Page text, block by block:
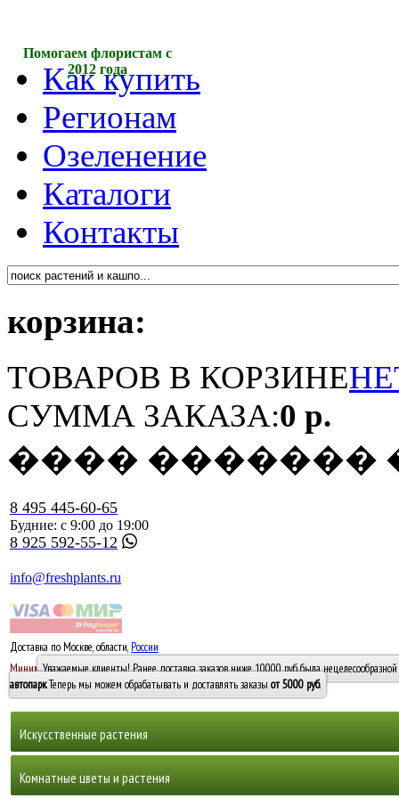
Помогаем флористам с
2012 года
Как купить
Регионам
Озеленение
Каталоги
Контакты
корзина:
ТОВАРОВ В КОРЗИНЕ
СУММА ЗАКАЗА:0 р.
���� �������
8 495 445-60-65
Будние: с 9:00 до 19:00
8 925 592-55-12
info@freshplants.ru
Доставка по Москве, области, России
Минимальный заказ -10 0005000 руб.
Уважаемые клиенты! Ранее доставка заказов ниже 10000 руб. была
автопарк. Теперь мы можем обрабатывать и доставлять заказы от 5000 руб.
Искусственные растения
Горшечные растения, кусты и мох
Комнатные цветы и растения